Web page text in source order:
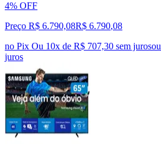
4% OFF
Preço R$ 6.790,08R$ 6.790,08
no Pix Ou 10x de R$ 707,30 sem jurosou
juros